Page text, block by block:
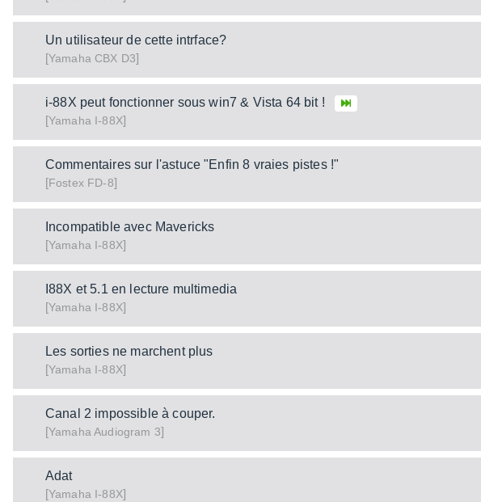
Un utilisateur de cette intrface?
[Yamaha CBX D3]
i-88X peut fonctionner sous win7 & Vista 64 bit !
[Yamaha I-88X]
Commentaires sur l'astuce "Enfin 8 vraies pistes !"
[FostexFD-8]
Incompatible avec Mavericks
[Yamaha I-88X]
I88X et 5.1 en lecture multimedia
[Yamaha I-88X]
Les sorties ne marchent plus
[Yamaha I-88X]
Canal 2 impossible à couper.
[Yamaha Audiogram 3]
Adat
[Yamaha I-88X]